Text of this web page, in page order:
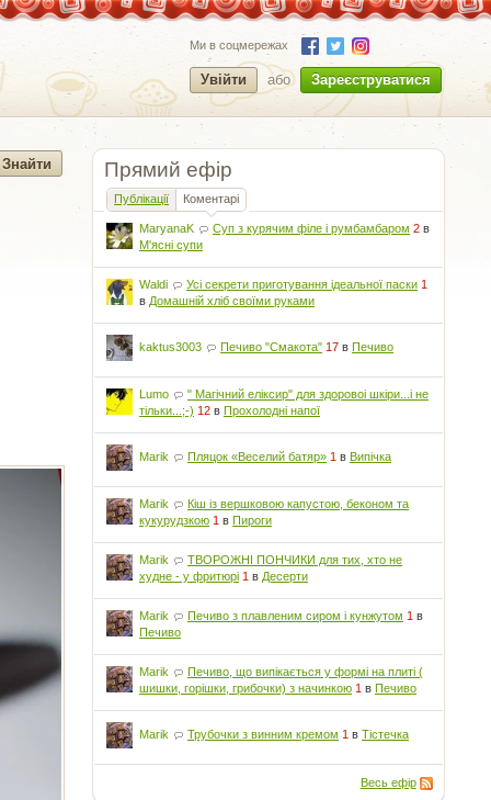
Ми в соцмережах
Увійти або Зареєструватися
Прямий ефір
Публікації Коментарі
MaryanaK Суп з курячим філе і румбамбаром 2 в
М'ясні супи
Waldi Усі секрети приготування ідеальної паски 1
в Домашній хліб своїми руками
kaktus3003 Печиво "Смакота" 17 вПечиво
Lumo
" Магічний еліксир" для здоровоі шкіри...і не
тільки...;-) 12 вПрохолодні напої
Marik Пляцок «Веселий батяр» 1 вВипічка
Marik
Кіш із вершковою капустою, беконом та
кукурудзкою 1 вПироги
Marik
ТВОРОЖНІ ПОНЧИКИ для тих, хто не
худне - у фритюрі 1 в Десерти
Marik Печиво з плавленим сиром і кунжутом 1 в
Печиво
Marik
Печиво, що випікається у формі на плиті (
шишки, горішки, грибочки) з начинкою 1 вПечиво
Marik Трубочки з винним кремом 1 вТістечка
Весь ефір